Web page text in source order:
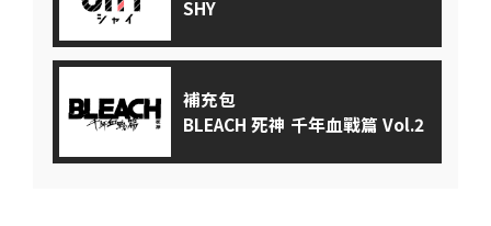
SHY
補充包
BLEACH 死神 千年血戰篇 Vol.2